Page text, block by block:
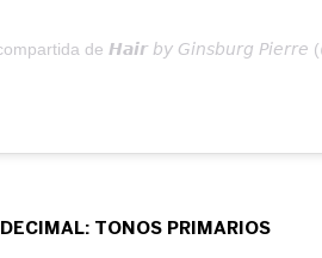
de 𝙃𝙖𝙞𝙧 𝘣𝘺 𝘎𝘪𝘯𝘴𝘣𝘶𝘳𝘨 𝘗𝘪𝘦𝘳𝘳𝘦
TONOS PRIMARIOS